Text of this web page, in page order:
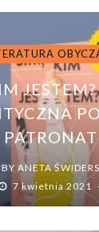
BY ANETA
7 kwietnia 2021